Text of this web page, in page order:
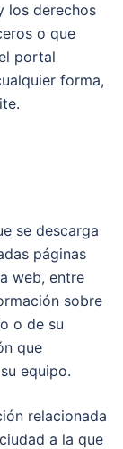
los derechos
o que
portal
forma,
se descarga
páginas
web, entre
sobre
o de su
que
equipo.
relacionada
a la que